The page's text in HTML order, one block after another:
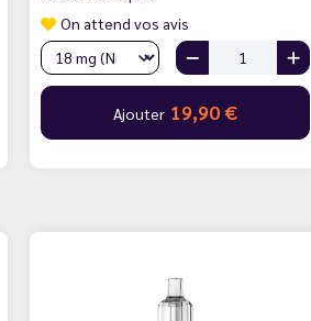
On attend vos avis
Ajouter 19,90 €